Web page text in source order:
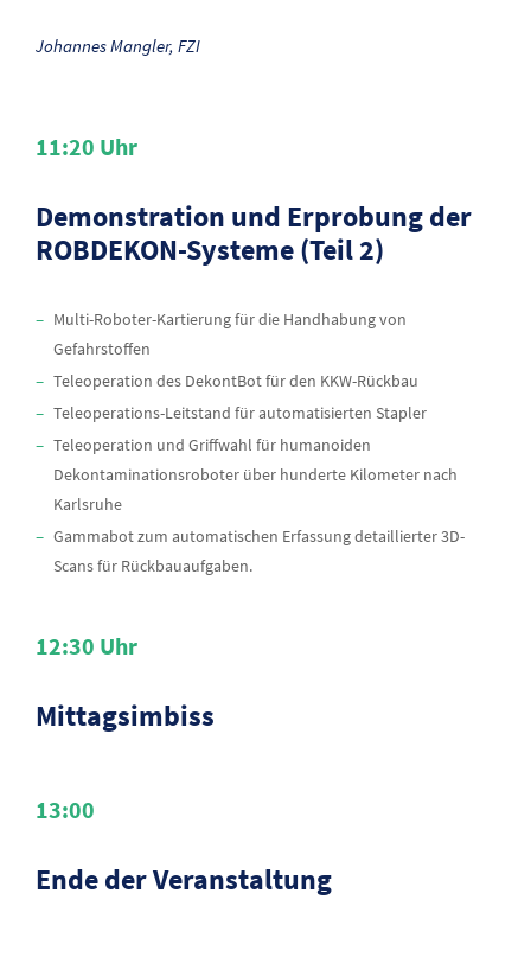
Johannes Mangler, FZI
11:20 Uhr
Demonstration und Erprobung der
ROBDEKON-Systeme (Teil 2)
Multi-Roboter-Kartierung für die Handhabung von
Gefahrstoffen
Teleoperation des DekontBot für den KKW-Rückbau
Teleoperations-Leitstand für automatisierten Stapler
Teleoperation und Griffwahl für humanoiden
Dekontaminationsroboter über hunderte Kilometer nach
Karlsruhe
Gammabot zum automatischen Erfassung detaillierter 3D-
Scans für Rückbauaufgaben.
12:30 Uhr
Mittagsimbiss
13:00
Ende der Veranstaltung